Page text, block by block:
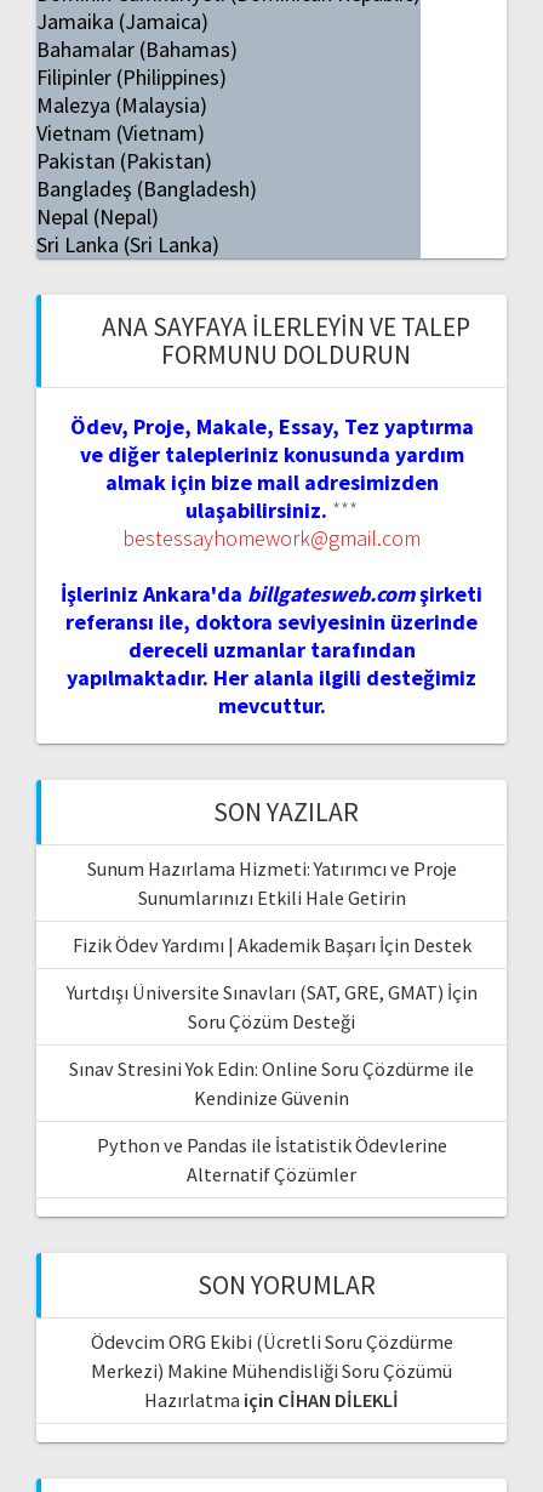
Jamaika (Jamaica)
Bahamalar (Bahamas)
Filipinler (Philippines)
Malezya (Malaysia)
Vietnam (Vietnam)
Pakistan (Pakistan)
Bangladeş (Bangladesh)
Nepal (Nepal)
Sri Lanka (Sri Lanka)
ANA SAYFAYA İLERLEYIN VE TALEP
FORMUNU DOLDURUN
Ödev, Proje, Makale, Essay, Tez yaptırma
ve diğer talepleriniz konusunda yardım
almak için bize mail adresimizden
ulaşabilirsiniz. ***
bestessayhomework@gmail.com
İşleriniz Ankara'da billgatesweb.comşirketi
referansı ile, doktora seviyesinin üzerinde
dereceli uzmanlar tarafından
yapılmaktadır. Her alanla ilgili desteğimiz
mevcuttur.
SON YAZILAR
Sunum Hazırlama Hizmeti: Yatırımcı ve Proje
Sunumlarınızı Etkili Hale Getirin
Fizik Ödev Yardımı | Akademik Başarı İçin Destek
Yurtdışı Üniversite Sınavları (SAT, GRE, GMAT) İçin
Soru Çözüm Desteği
Sınav Stresini Yok Edin: Online Soru Çözdürme ile
Kendinize Güvenin
Python ve Pandas ile İstatistik Ödevlerine
Alternatif Çözümler
SON YORUMLAR
Ödevcim ORG Ekibi (Ücretli Soru Çözdürme
Merkezi) Makine Mühendisliği Soru Çözümü
Hazırlatma için CİHAN DİLEKLİ